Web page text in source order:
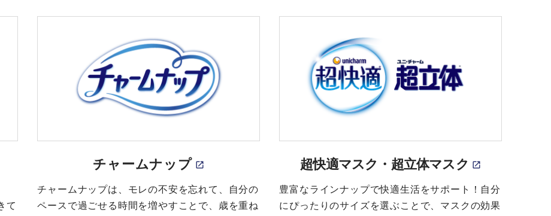
て
チャームナップ
チャームナップは、モレの不安を忘れて、自分の
ペースで過ごせる時間を増やすことで、歳を重ね
超快適マスク・超立体マスク
豊富なラインナップで快適生活をサポート！自分
にぴったりのサイズを選ぶことで、マスクの効果